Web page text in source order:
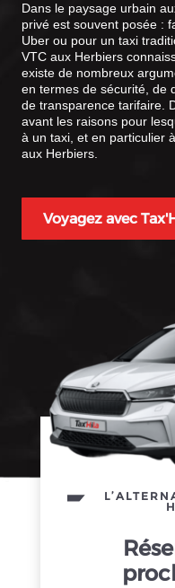
Dans le paysage urbain
privé est souvent posée :
Uber ou pour un taxi
VTC aux Herbiers
existe de nombreux
en termes de sécurité, de
de transparence tarifaire.
avant les raisons pour
à un taxi, et en particulier
aux Herbiers.
Voyagez avec